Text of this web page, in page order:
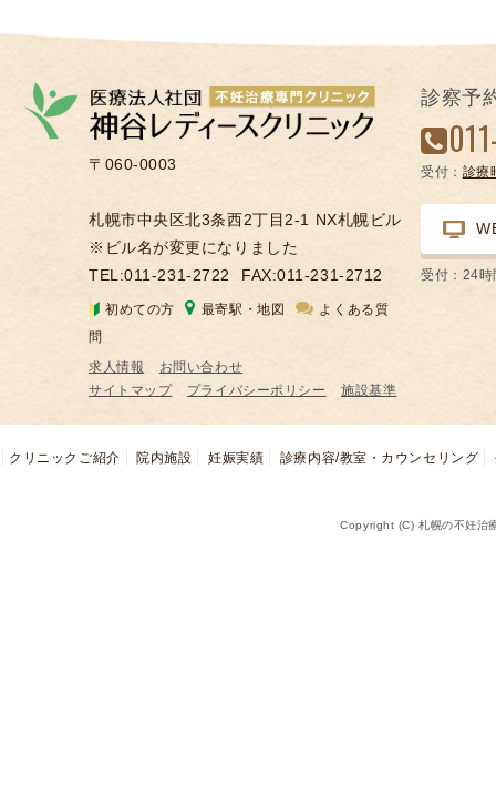
〒060-0003
札幌市中央区北3条西2丁目2-1 NX札幌ビル
※ビル名が変更になりました
TEL:011-231-2722
FAX:011-231-2712
初めての方 最寄駅・地図
よくある質
問
求人情報
お問い合わせ
サイトマップ
プライバシーポリシー 施設基準
診察予
受付： 診療
受付：24時
クリニックご紹介 院内施設 妊娠実績 診療内容/教室・カウンセリング
Copyright (C) 札幌の不妊治